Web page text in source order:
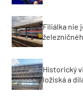
Filiálka nie
Historický
ložiská a